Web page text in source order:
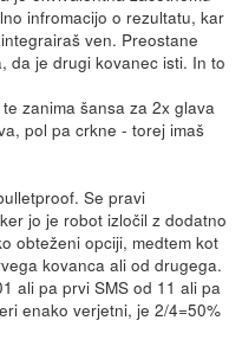
infromacijo o rezultatu, kar
ven. Preostane
da je drugi kovanec isti. In to
zanima šansa za 2x glava
pol pa crkne - torej imaš
Se pravi
jo je robot izločil z dodatno
obteženi opciji, medtem kot
kovanca ali od drugega.
ali pa prvi SMS od 11 ali pa
enako verjetni, je 2/4=50%